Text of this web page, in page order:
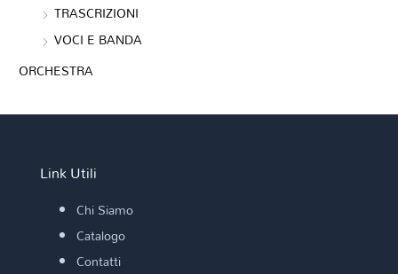
TRASCRIZIONI
VOCI E BANDA
ORCHESTRA
Link Utili
Chi Siamo
Catalogo
Contatti